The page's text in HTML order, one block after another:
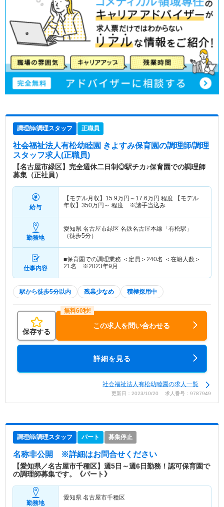
調理師/調理スタッフ 正職員
社会福祉法人有松幼睦園 きよすみ保育園の調理師/調理
スタッフ求人(正職員)
【名古屋市緑区】完全週休二日制◎駅チカ♪保育園での調理師
募集（正社員）
給与
【モデル月収】 15.9万円～ 17.6万円 程度 【モデル
年収】 350万円～ 程度 ※諸手当込み
勤務地
愛知県 名古屋市緑区 名鉄名古屋本線「有松駅」
（徒歩5分）
仕事内容
■保育園での調理業務 ＜定員＞240名 ＜在籍人数＞
21名 ※2023年9月…
駅から徒歩5分以内 残業少なめ 積極採用中
保存する
この求人を問い合わせる
詳細を見る
社会福祉法人有松幼睦園の求人一覧
更新日：2023/10/20 求人番号：9787949
調理師/調理スタッフ パート 募集停止
名称非公開 ※詳細はお問合せください
【愛知県／名古屋市千種区】週5日～週6日勤務！認可保育園で
の調理師募集です。《パート》
勤務地
愛知県 名古屋市千種区